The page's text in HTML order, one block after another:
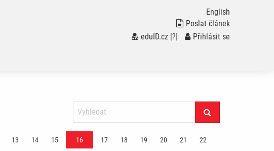
English
Poslat článek
eduID.cz [?] Přihlásit se
13 14 15 16 17 18 19 20 21
22